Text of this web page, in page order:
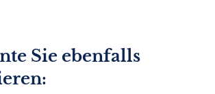
Sie ebenfalls